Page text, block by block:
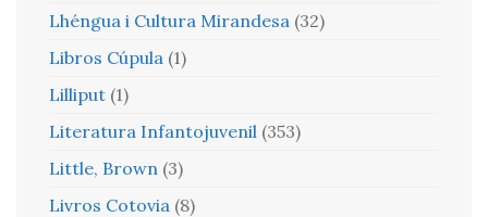
Lhéngua i Cultura Mirandesa (32)
Libros Cúpula (1)
Lilliput (1)
Literatura Infantojuvenil (353)
Little, Brown (3)
Livros Cotovia (8)